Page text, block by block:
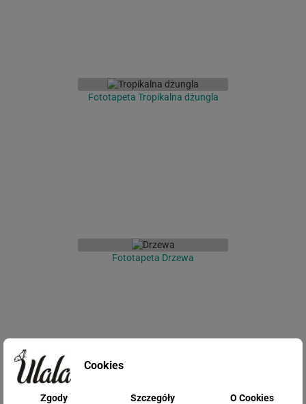
Fototapeta Tropikalna dżungla
Fototapeta Drzewa
Cookies
Zgody Szczegóły O Cookies